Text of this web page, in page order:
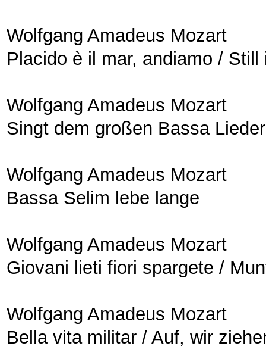
Wolfgang Amadeus Mozart
Placido è il mar, andiamo /
Wolfgang Amadeus Mozart
Singt dem großen Bassa Lieder
Wolfgang Amadeus Mozart
Bassa Selim lebe lange
Wolfgang Amadeus Mozart
Giovani lieti fiori spargete /
Wolfgang Amadeus Mozart
Bella vita militar / Auf, wir